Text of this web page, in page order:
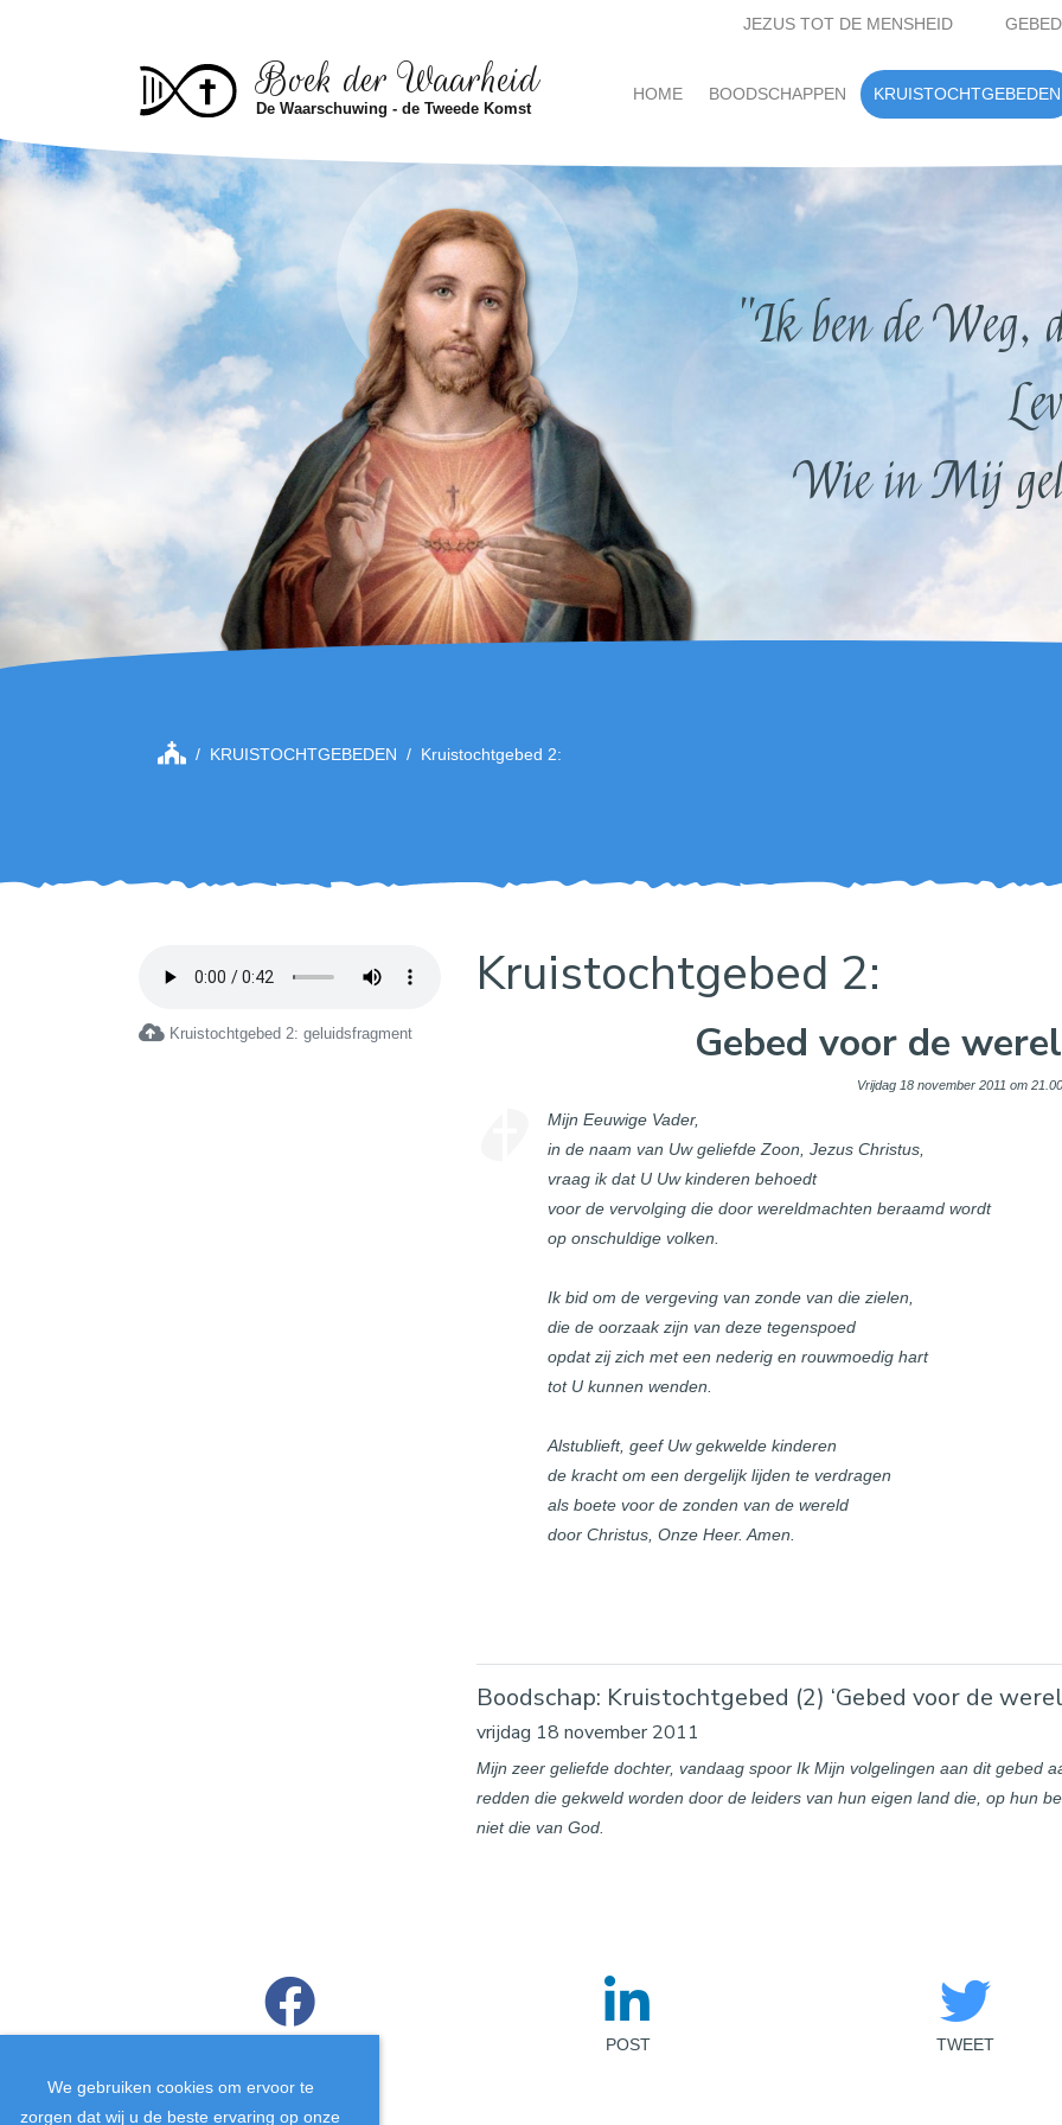
JEZUS TOT DE MENSHEID
Boek der Waarheid
De Waarschuwing - de Tweede Komst
HOME BOODSCHAPPEN KRUISTOCHTGEBEDEN
"Ik ben de Weg,
Wie in Mij
KRUISTOCHTGEBEDEN Kruistochtgebed 2:
Kruistochtgebed 2: geluidsfragment
Kruistochtgebed 2:
Gebed voor de
Vrijdag 18 november 2011 om
Mijn Eeuwige Vader,
in de naam van Uw geliefde Zoon, Jezus Christus,
vraag ik dat U Uw kinderen behoedt
voor de vervolging die door wereldmachten beraamd wordt
op onschuldige volken.
Ik bid om de vergeving van zonde van die zielen,
die de oorzaak zijn van deze tegenspoed
opdat zij zich met een nederig en rouwmoedig hart
tot U kunnen wenden.
Alstublieft, geef Uw gekwelde kinderen
de kracht om een dergelijk lijden te verdragen
als boete voor de zonden van de wereld
door Christus, Onze Heer. Amen.
Boodschap: Kruistochtgebed (2) ‘Gebed voor de
vrijdag 18 november 2011
Mijn zeer geliefde dochter, vandaag spoor Ik Mijn volgelingen aan dit gebed
redden die gekweld worden door de leiders van hun eigen land die, op hun
niet die van God.
POST TWEET
We gebruiken cookies om ervoor te
zorgen dat wij u de beste ervaring op onze